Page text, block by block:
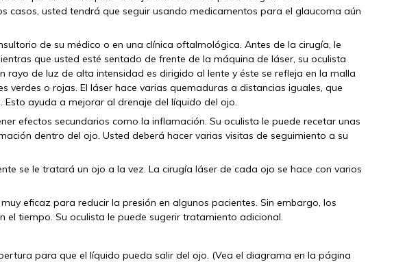
casos, usted tendrá que seguir usando medicamentos para el glaucoma aún
de su médico o en una clínica oftalmológica. Antes de la cirugía, le
que usted esté sentado de frente de la máquina de láser, su oculista
rayo de luz de alta intensidad es dirigido al lente y éste se refleja en la malla
verdes o rojas. El láser hace varias quemaduras a distancias iguales, que
ayuda a mejorar al drenaje del líquido del ojo.
efectos secundarios como la inflamación. Su oculista le puede recetar unas
dentro del ojo. Usted deberá hacer varias visitas de seguimiento a su
se le tratará un ojo a la vez. La cirugía láser de cada ojo se hace con varios
eficaz para reducir la presión en algunos pacientes. Sin embargo, los
el tiempo. Su oculista le puede sugerir tratamiento adicional.
para que el líquido pueda salir del ojo. (Vea el diagrama en la página